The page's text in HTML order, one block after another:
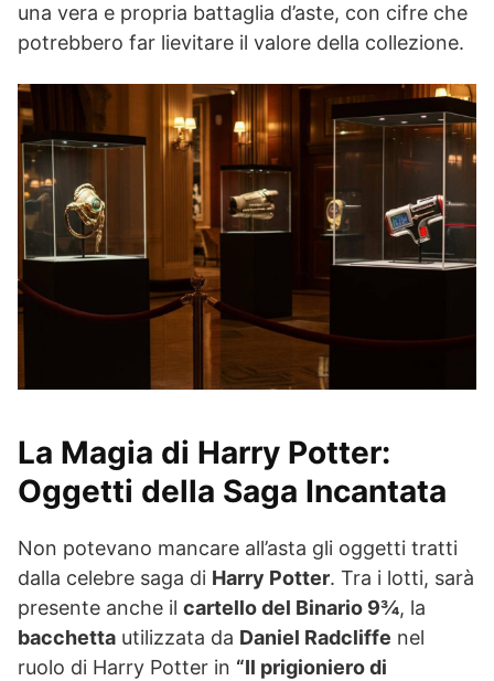
una vera e propria battaglia d’aste, con cifre che
potrebbero far lievitare il valore della collezione.
La Magia di Harry Potter:
Oggetti della Saga Incantata
Non potevano mancare all’asta gli oggetti tratti
dalla celebre saga di Harry Potter. Tra i lotti, sarà
presente anche il cartello del Binario 9¾, la
bacchetta utilizzata da Daniel Radcliffe nel
ruolo di Harry Potter in “Il prigioniero di